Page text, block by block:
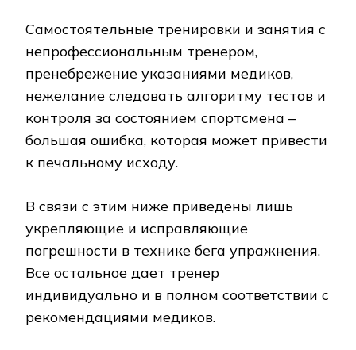
Самостоятельные тренировки и занятия с
непрофессиональным тренером,
пренебрежение указаниями медиков,
нежелание следовать алгоритму тестов и
контроля за состоянием спортсмена –
большая ошибка, которая может привести
к печальному исходу.
В связи с этим ниже приведены лишь
укрепляющие и исправляющие
погрешности в технике бега упражнения.
Все остальное дает тренер
индивидуально и в полном соответствии с
рекомендациями медиков.